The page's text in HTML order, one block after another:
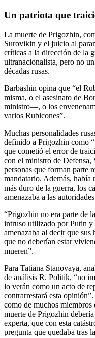
Un patriota que
La muerte de Prigozhin,
Surovikin y el juicio al
críticas a la dirección de la
ultranacionalista, pero no
décadas rusas.
Barbashin opina que “el
misma, o el asesinato de
ministro—, o los
varios Rubicones”.
Muchas personalidades
definido a Prigozhin como
que cometió el error de
con el ministro de Defensa,
personas que forman parte
mandatario. Además,
más duro de la guerra, los
amenazaba a las
“Prigozhin no era parte de
intruso utilizado por Putin y
amenazaba al decir que
que no deberían estar
mueren”.
Para Tatiana Stanovaya,
de análisis R. Politik, “no
lo verán como un acto de
contrarrestará esta
como de muchos miembros
muerte de Prigozhin
experta, que con esta
pregunta que quedaba tras